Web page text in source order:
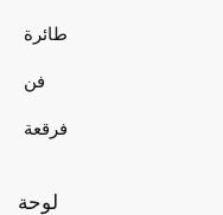
طائرة
فن
فرقعة
لوحة